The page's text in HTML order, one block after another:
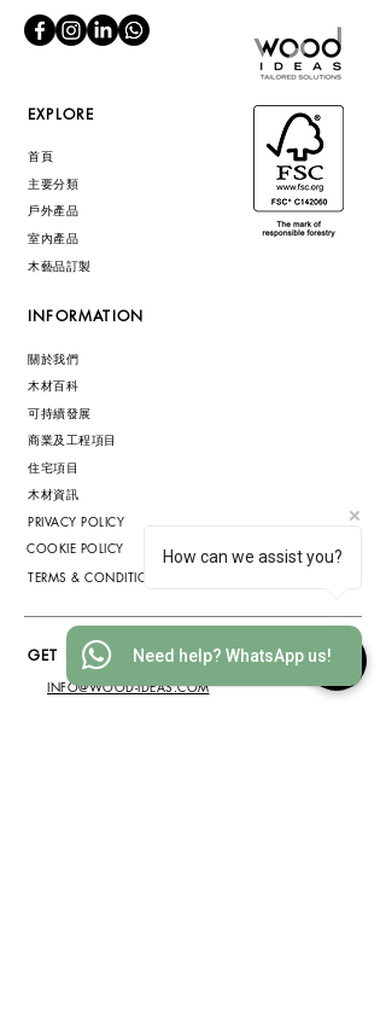
EXPLORE
首頁
主要分類
戶外產品
室內產品
木藝品訂製
INFORMATION
關於我們
木材百科
可持續發展
商業及工程項目
住宅項目
木材資訊
PRIVACY POLICY
COOKIE POLICY
TERMS & CONDITIONS
GET IN TOUCH
INFO@WOOD-IDEAS.COM
How can we assist you?
Need help? WhatsApp us!